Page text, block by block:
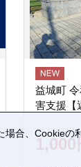
益城町
害支援【
1,000
合、Cookieの